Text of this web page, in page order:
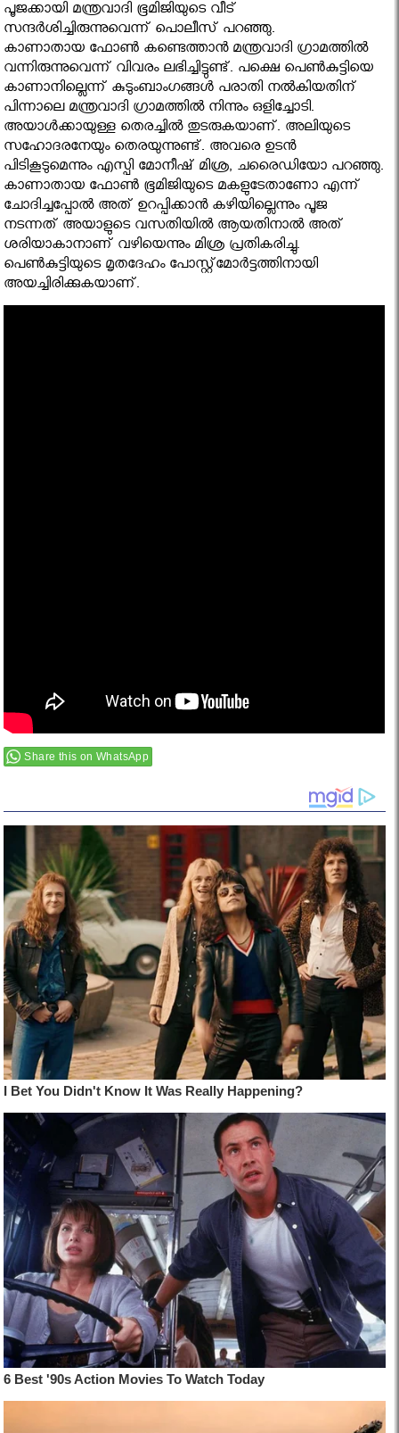
പൂജക്കായി മന്ത്രവാദി ഭൂമിജിയുടെ വീട്
സന്ദര്‍ശിച്ചിരുന്നുവെന്ന് പൊലീസ് പറഞ്ഞു.
കാണാതായ ഫോണ്‍ കണ്ടെത്താന്‍ മന്ത്രവാദി ഗ്രാമത്തില്‍
വന്നിരുന്നുവെന്ന് വിവരം ലഭിച്ചിട്ടുണ്ട്. പക്ഷെ പെണ്‍കുട്ടിയെ
കാണാനില്ലെന്ന് കുടുംബാംഗങ്ങള്‍ പരാതി നല്‍കിയതിന്
പിന്നാലെ മന്ത്രവാദി ഗ്രാമത്തില്‍ നിന്നും ഒളിച്ചോടി.
അയാള്‍ക്കായുള്ള തെരച്ചില്‍ തുടരുകയാണ്. അലിയുടെ
സഹോദരനേയും തെരയുന്നുണ്ട്. അവരെ ഉടന്‍
പിടികൂടുമെന്നും എസ്പി മോനീഷ് മിശ്ര, ചരൈഡിയോ പറഞ്ഞു.
കാണാതായ ഫോണ്‍ ഭൂമിജിയുടെ മകളുടേതാണോ എന്ന്
ചോദിച്ചപ്പോല്‍ അത് ഉറപ്പിക്കാന്‍ കഴിയില്ലെന്നും പൂജ
നടന്നത് അയാളുടെ വസതിയില്‍ ആയതിനാല്‍ അത്
ശരിയാകാനാണ് വഴിയെന്നും മിശ്ര പ്രതികരിച്ചു.
പെണ്‍കുട്ടിയുടെ മൃതദേഹം പോസ്റ്റ്‌മോര്‍ട്ടത്തിനായി
അയച്ചിരിക്കുകയാണ്.
Share this on WhatsApp